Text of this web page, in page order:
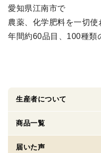
愛知県江南市で
農薬、化学肥料を一切使
年間約60品目、100種類
生産者について
商品一覧
届いた声